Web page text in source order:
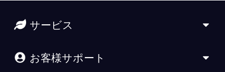
サービス
お客様サポート